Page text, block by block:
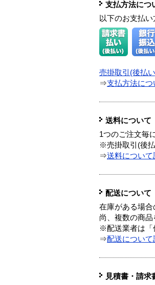
支払方法につ
以下のお支払い
売掛取引(後払
⇒支払方法につ
送料について
1つのご注文毎
※売掛取引(後
⇒送料について
配送について
在庫がある場合
尚、複数の商
※配送業者は「
⇒配送につい
見積書・請求